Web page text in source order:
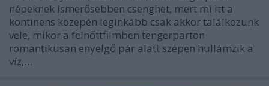
népeknek ismerősebben csenghet, mert mi itt a
kontinens közepén leginkább csak akkor találkozunk
vele, mikor a felnőttfilmben tengerparton
romantikusan enyelgő pár alatt szépen hullámzik a
víz,…